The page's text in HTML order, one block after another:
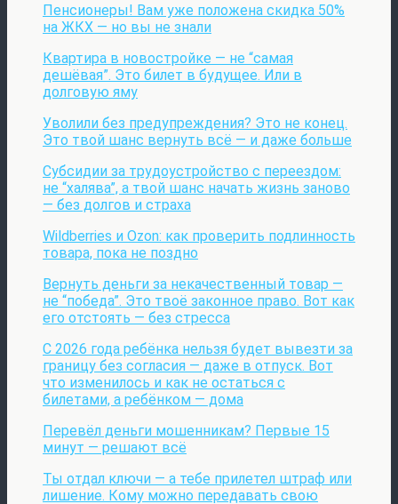
Пенсионеры! Вам уже положена скидка 50%
на ЖКХ — но вы не знали
Квартира в новостройке — не “самая
дешёвая”. Это билет в будущее. Или в
долговую яму
Уволили без предупреждения? Это не конец.
Это твой шанс вернуть всё — и даже больше
Субсидии за трудоустройство с переездом:
не “халява”, а твой шанс начать жизнь заново
— без долгов и страха
Wildberries и Ozon: как проверить подлинность
товара, пока не поздно
Вернуть деньги за некачественный товар —
не “победа”. Это твоё законное право. Вот как
его отстоять — без стресса
С 2026 года ребёнка нельзя будет вывезти за
границу без согласия — даже в отпуск. Вот
что изменилось и как не остаться с
билетами, а ребёнком — дома
Перевёл деньги мошенникам? Первые 15
минут — решают всё
Ты отдал ключи — а тебе прилетел штраф или
лишение. Кому можно передавать свою